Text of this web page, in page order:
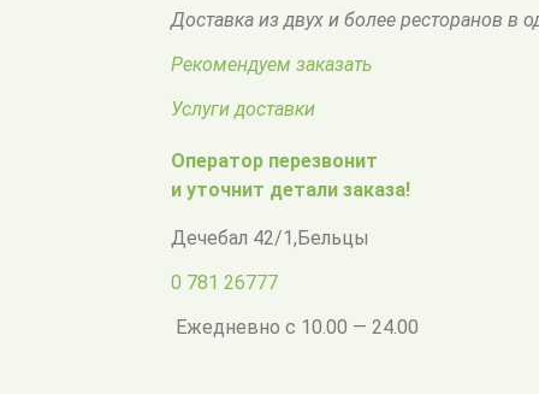
Доставка из двух и более ресторанов в
Рекомендуем заказать
Услуги доставки
Оператор перезвонит
и уточнит детали заказа!
Дечебал 42/1,Бельцы
0 781 26777
Ежедневно с 10.00 — 24.00